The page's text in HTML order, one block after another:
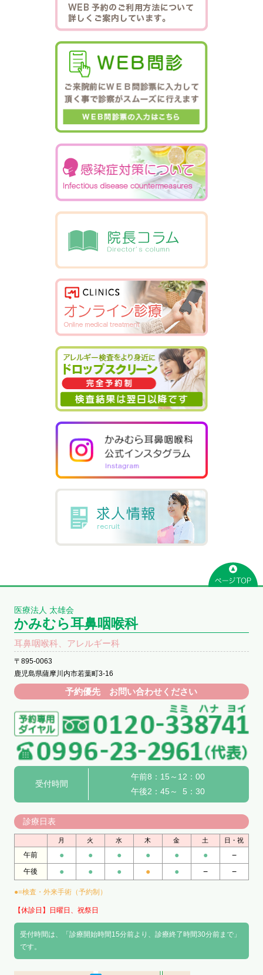
医療法人 太雄会
かみむら耳鼻咽喉科
耳鼻咽喉科、アレルギー科
〒895-0063
鹿児島県薩摩川内市若葉町3-16
予約優先 お問い合わせください
受付時間
午前8：15～12：00
午後2：45～ 5：30
診療日表
月 火 水 木 金 土 日・祝
午前 ● ● ● ● ● ● −
午後 ● ● ● ● ● − −
●=検査・外来手術（予約制）
【休診日】日曜日、祝祭日
受付時間は、「診療開始時間15分前より、診療終了時間30分前まで」
です。